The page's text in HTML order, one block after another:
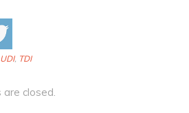
, TDI
are closed.